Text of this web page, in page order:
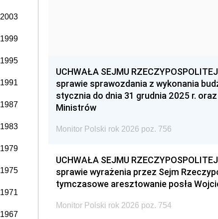
2003
1999
1995
1991
1987
1983
1979
1975
1971
1967
UCHWAŁA SEJMU
sprawie sprawozdania z wykonania
stycznia do dnia 31 grudnia 2025 r.
Ministrów
Monitor Polski rok 2026 poz. 756
UCHWAŁA SEJMU
sprawie wyrażenia przez Sejm
tymczasowe aresztowanie posła
Monitor Polski rok 2026 poz. 754